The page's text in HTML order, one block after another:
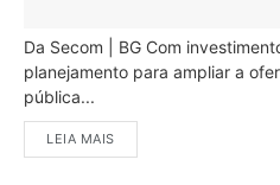
Da Secom | BG Com
planejamento para ampliar a
pública...
LEIA MAIS